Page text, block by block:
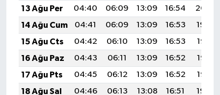
13 Ağu Per
04:40 06:09 13:09 16:54
20:00
14 Ağu Cum
04:41 06:09 13:09 16:53
19:59
15 Ağu Cts
04:42 06:10 13:09 16:53
19:58
16 Ağu Paz
04:43 06:11 13:09 16:52
19:57
17 Ağu Pts
04:45 06:12 13:09 16:52
19:56
18 Ağu Sal
04:46 06:13 13:08 16:51
19:54